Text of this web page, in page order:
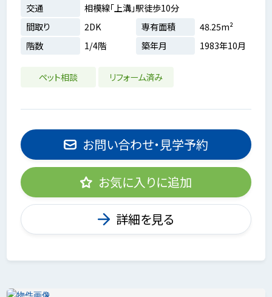
交通
相模線「上溝」駅徒歩10分
間取り
2DK 専有面積
48.25m²
階数
1/4階 築年月 1983年10月
ペット相談 リフォーム済み
お問い合わせ・見学予約
お気に入りに追加
詳細を見る